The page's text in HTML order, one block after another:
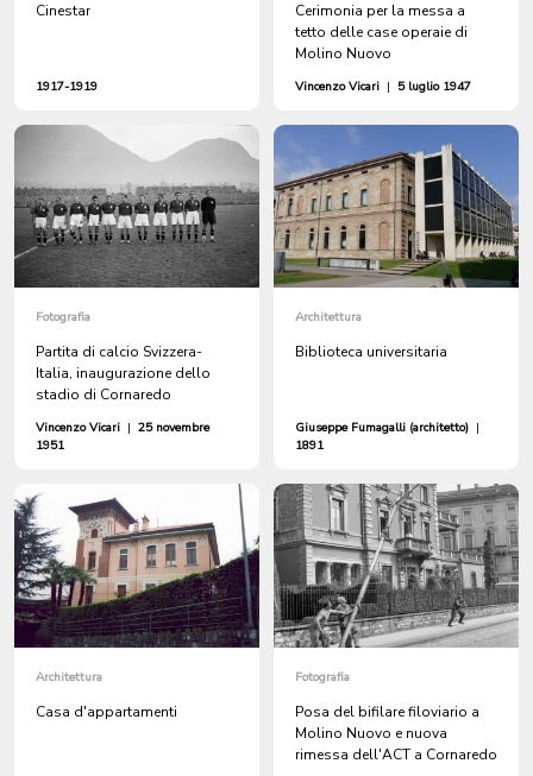
Cinestar
1917-1919
Cerimonia per la messa a
tetto delle case operaie di
Molino Nuovo
Vincenzo Vicari | 5 luglio 1947
Fotografia
Partita di calcio Svizzera-
Italia, inaugurazione dello
stadio di Cornaredo
Vincenzo Vicari | 25 novembre
1951
Architettura
Biblioteca universitaria
Giuseppe Fumagalli (architetto) |
1891
Architettura
Casa d'appartamenti
Fotografia
Posa del bifilare filoviario a
Molino Nuovo e nuova
rimessa dell'ACT a Cornaredo